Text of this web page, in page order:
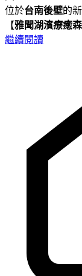
位於台南後壁的
【雅聞湖濱療癒
繼續閱讀